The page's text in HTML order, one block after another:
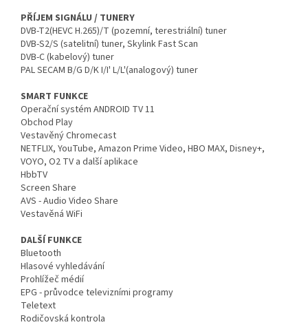
PŘÍJEM SIGNÁLU / TUNERY
DVB-T2(HEVC H.265)/T (pozemní, terestriální) tuner
DVB-S2/S (satelitní) tuner, Skylink Fast Scan
DVB-C (kabelový) tuner
PAL SECAM B/G D/K I/I' L/L'(analogový) tuner
SMART FUNKCE
Operační systém ANDROID TV 11
Obchod Play
Vestavěný Chromecast
NETFLIX, YouTube, Amazon Prime Video, HBO MAX, Disney+,
VOYO, O2 TV a další aplikace
HbbTV
Screen Share
AVS - Audio Video Share
Vestavěná WiFi
DALŠÍ FUNKCE
Bluetooth
Hlasové vyhledávání
Prohlížeč médií
EPG - průvodce televizními programy
Teletext
Rodičovská kontrola